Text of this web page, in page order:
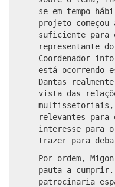
se em tempo
projeto
suficiente para
representante
Coordenador
está ocorrendo
Dantas
vista das
multissetoriais,
relevantes para
interesse para
trazer para
Por ordem,
pauta a
patrocinaria